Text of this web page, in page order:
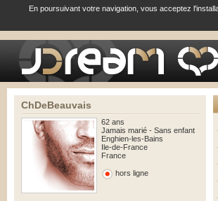
En poursuivant votre navigation, vous acceptez
ChDeBeauvais
62 ans
Jamais marié - Sans enfant
Enghien-les-Bains
Ile-de-France
France
hors ligne